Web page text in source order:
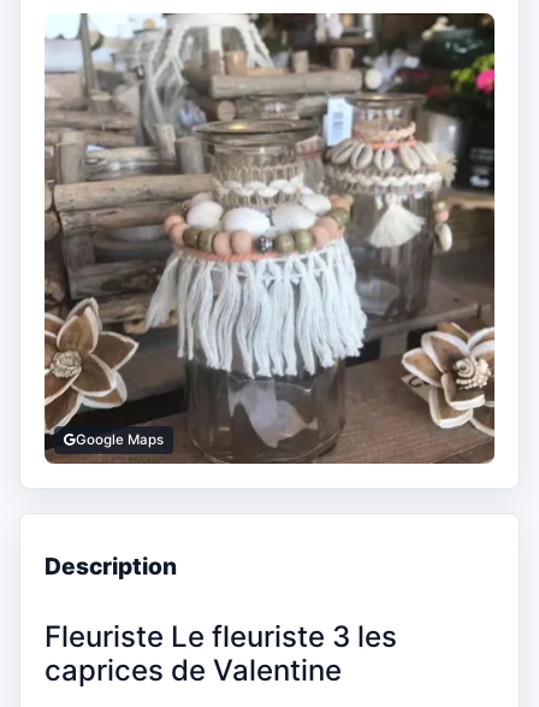
Google Maps
Description
Fleuriste Le fleuriste 3 les
caprices de Valentine